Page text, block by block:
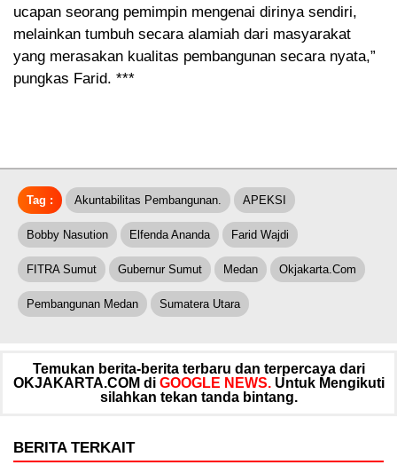
ucapan seorang pemimpin mengenai dirinya sendiri,
melainkan tumbuh secara alamiah dari masyarakat
yang merasakan kualitas pembangunan secara nyata,”
pungkas Farid. ***
Tag : Akuntabilitas Pembangunan. APEKSI
Bobby Nasution Elfenda Ananda Farid Wajdi
FITRA Sumut Gubernur Sumut Medan Okjakarta.com
Pembangunan Medan Sumatera Utara
Temukan berita-berita terbaru dan terpercaya dari
OKJAKARTA.COM di GOOGLE NEWS. Untuk Mengikuti
silahkan tekan tanda bintang.
BERITA TERKAIT